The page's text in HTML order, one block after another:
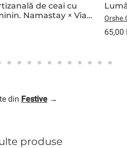
de ceai cu
Namastay × Via
65,00
din Festive →
produse